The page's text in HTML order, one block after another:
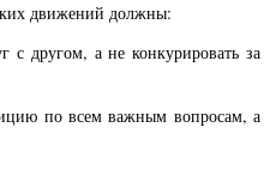
движений должны:
с другом, а не конкурировать за
по всем важным вопросам, а